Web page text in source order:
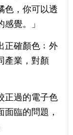
色，你可以透
覺。」
正確顏色﹔外
產業，對顏
正過的電子色
臨的問題，